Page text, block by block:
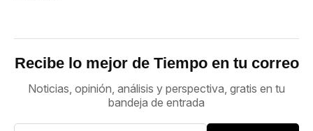
Recibe lo mejor de Tiempo en tu correo
Noticias, opinión, análisis y perspectiva, gratis en tu
bandeja de entrada